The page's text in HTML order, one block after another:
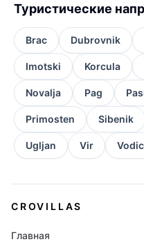
Туристические
Brac Dubrovnik
Imotski Korcula
Novalja Pag
Primosten Sibenik
Ugljan Vir
CROVILLAS
Главная